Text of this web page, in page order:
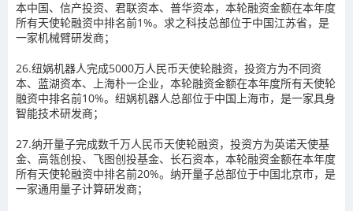
本中国、信产投资、君联资本、普华资本，本轮融资金额在本年度
所有天使轮融资中排名前1%。求之科技总部位于中国江苏省，是
一家机械臂研发商；
26.纽娲机器人完成5000万人民币天使轮融资，投资方为不同资
本、蓝湖资本、上海朴一企业，本轮融资金额在本年度所有天使轮
融资中排名前10%。纽娲机器人总部位于中国上海市，是一家具身
智能技术研发商；
27.纳开量子完成数千万人民币天使轮融资，投资方为英诺天使基
金、高瓴创投、飞图创投基金、长石资本，本轮融资金额在本年度
所有天使轮融资中排名前20%。纳开量子总部位于中国北京市，是
一家通用量子计算研发商；